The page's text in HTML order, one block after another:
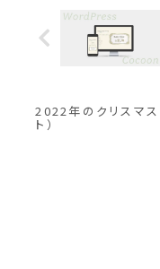
2022年のクリスマス
ト）